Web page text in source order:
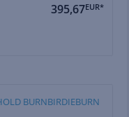
395,67EUR*
BURNBIRDIEBURN